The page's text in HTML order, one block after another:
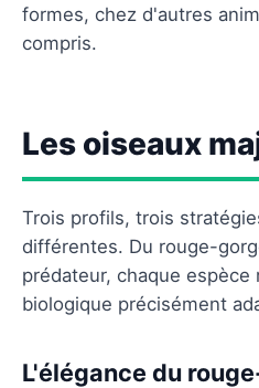
formes, chez d'autres
compris.
Les oiseaux
Trois profils, trois
différentes. Du rouge-
prédateur, chaque
biologique précisément
L'élégance du